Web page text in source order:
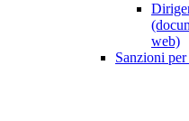
web)
Sanzioni